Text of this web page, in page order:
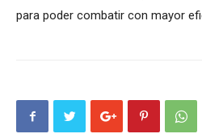
para poder combatir con mayor